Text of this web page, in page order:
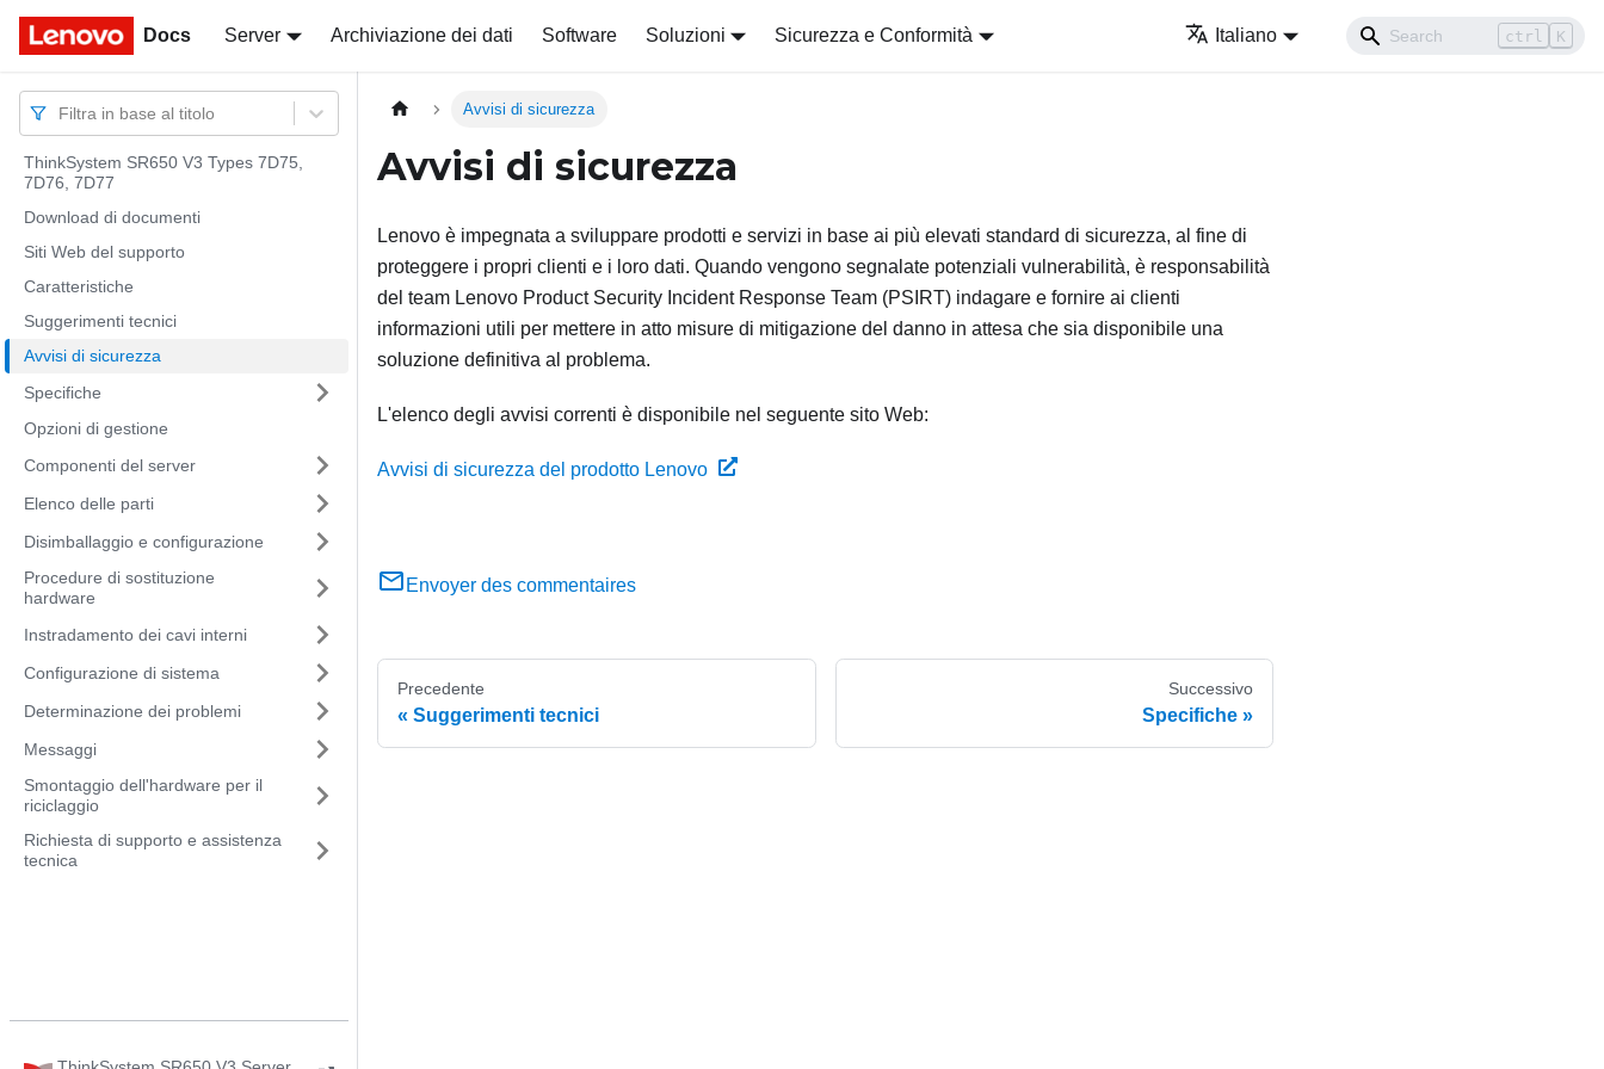
Docs Server Archiviazione dei dati Software Soluzioni Sicurezza e Conformità Italiano ctrl K
Docs
Filtra in base al titolo
ThinkSystem SR650 V3 Types 7D75,
7D76, 7D77
Download di documenti
Siti Web del supporto
Caratteristiche
Suggerimenti tecnici
Avvisi di sicurezza
Specifiche
Opzioni di gestione
Componenti del server
Elenco delle parti
Disimballaggio e configurazione
Procedure di sostituzione
hardware
Instradamento dei cavi interni
Configurazione di sistema
Determinazione dei problemi
Messaggi
Smontaggio dell'hardware per il
riciclaggio
Richiesta di supporto e assistenza
tecnica
Avvisi di sicurezza
Avvisi di sicurezza
Lenovo è impegnata a sviluppare prodotti e servizi in base ai più elevati standard di sicurezza, al fine di
proteggere i propri clienti e i loro dati. Quando vengono segnalate potenziali vulnerabilità, è responsabilità
del team Lenovo Product Security Incident Response Team (PSIRT) indagare e fornire ai clienti
informazioni utili per mettere in atto misure di mitigazione del danno in attesa che sia disponibile una
soluzione definitiva al problema.
L'elenco degli avvisi correnti è disponibile nel seguente sito Web:
Avvisi di sicurezza del prodotto Lenovo
Envoyer des commentaires
Precedente
Suggerimenti tecnici
Successivo
Specifiche